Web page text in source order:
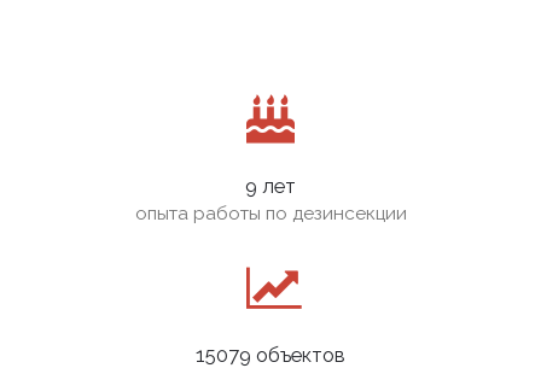
9 лет
опыта работы по дезинсекции
15079 объектов